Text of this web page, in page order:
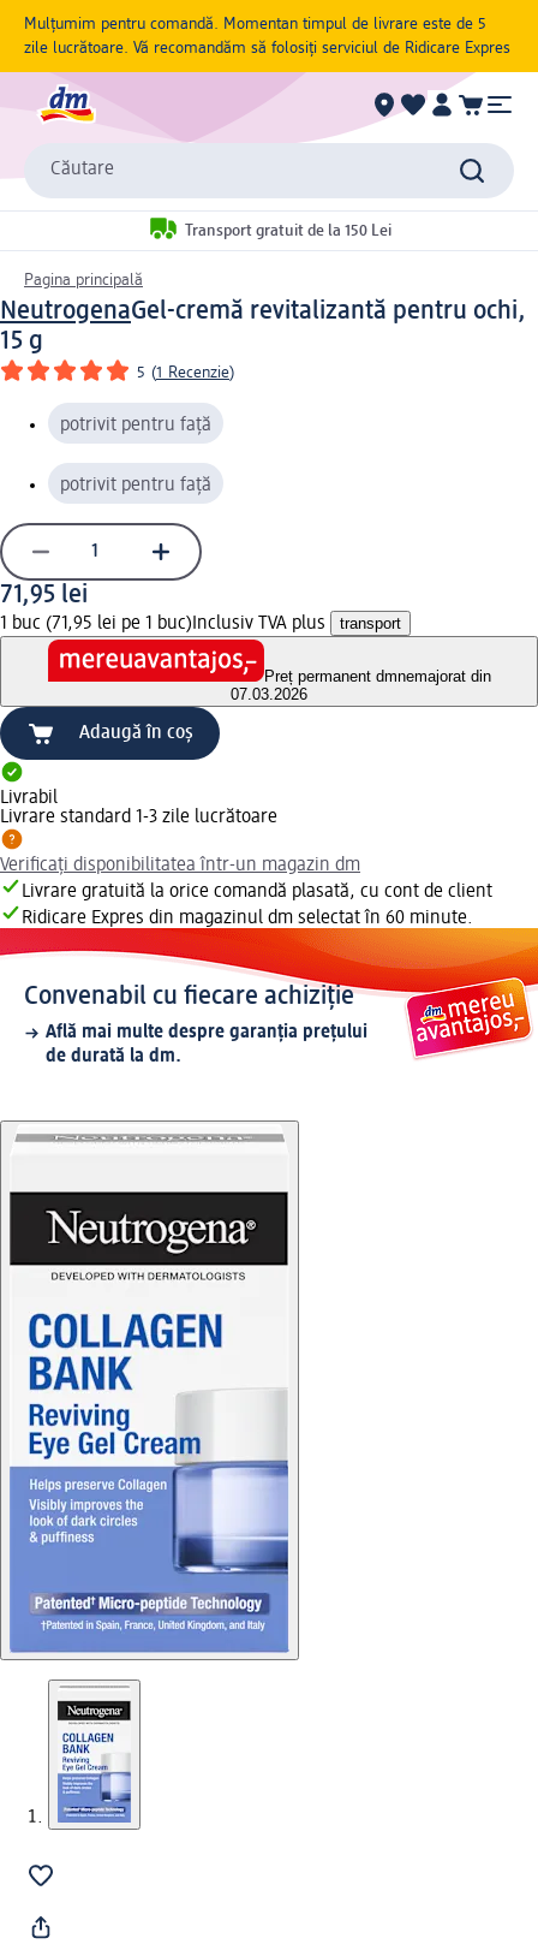
Mulțumim pentru comandă. Momentan timpul de livrare este de 5
zile lucrătoare. Vă recomandăm să folosiți serviciul de Ridicare Expres
Căutare
Transport gratuit de la 150 Lei
Pagina principală
NeutrogenaGel-cremă revitalizantă pentru ochi,
15 g
5 (1 Recenzie)
potrivit pentru față
potrivit pentru față
71,95 lei
1 buc (71,95 lei pe 1 buc) Inclusiv TVA plus transport
Preț permanent dmnemajorat din
07.03.2026
Adaugă în coș
Livrabil
Livrare standard 1-3 zile lucrătoare
Verificați disponibilitatea într-un magazin dm
Livrare gratuită la orice comandă plasată, cu cont de client
Ridicare Expres din magazinul dm selectat în 60 minute.
Convenabil cu fiecare achiziție
Află mai multe despre garanția prețului
de durată la dm.